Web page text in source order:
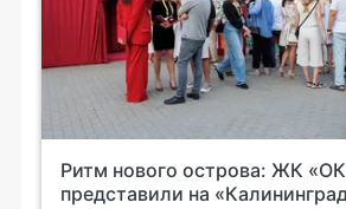
Ритм нового острова: ЖК
представили на